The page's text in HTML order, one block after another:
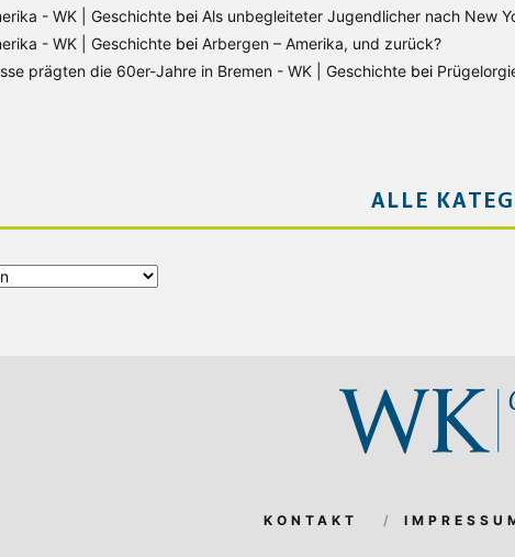
- WK | Geschichte bei Als unbegleiteter Jugendlicher nach New
- WK | Geschichte bei Arbergen – Amerika, und zurück?
prägten die 60er-Jahre in Bremen - WK | Geschichte bei
ALLE
KONTAKT